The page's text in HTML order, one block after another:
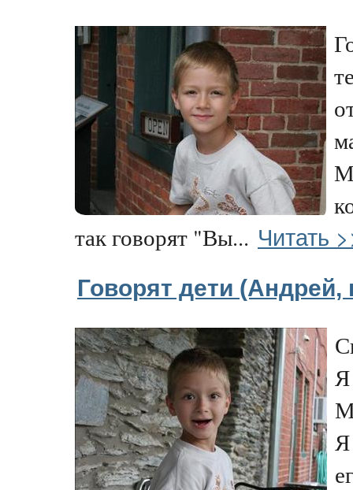
так говорят "Вы... Читать
Говорят дети (Андрей,
Я
Я